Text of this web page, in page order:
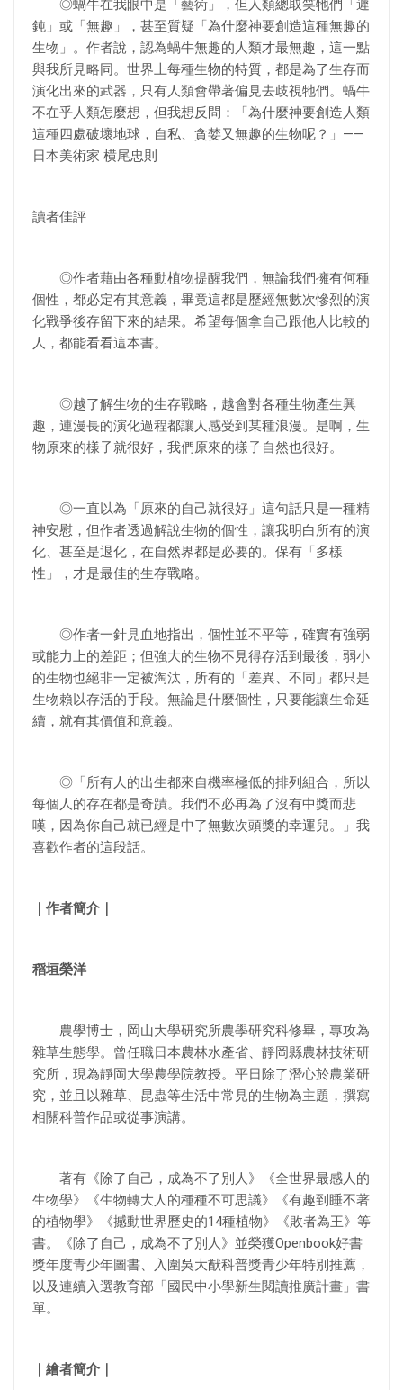
◎蝸牛在我眼中是「藝術」，但人類總取笑牠們「遲
鈍」或「無趣」，甚至質疑「為什麼神要創造這種無趣的
生物」。作者說，認為蝸牛無趣的人類才最無趣，這一點
與我所見略同。世界上每種生物的特質，都是為了生存而
演化出來的武器，只有人類會帶著偏見去歧視牠們。蝸牛
不在乎人類怎麼想，但我想反問：「為什麼神要創造人類
這種四處破壞地球，自私、貪婪又無趣的生物呢？」——
日本美術家 横尾忠則
讀者佳評
◎作者藉由各種動植物提醒我們，無論我們擁有何種
個性，都必定有其意義，畢竟這都是歷經無數次慘烈的演
化戰爭後存留下來的結果。希望每個拿自己跟他人比較的
人，都能看看這本書。
◎越了解生物的生存戰略，越會對各種生物產生興
趣，連漫長的演化過程都讓人感受到某種浪漫。是啊，生
物原來的樣子就很好，我們原來的樣子自然也很好。
◎一直以為「原來的自己就很好」這句話只是一種精
神安慰，但作者透過解說生物的個性，讓我明白所有的演
化、甚至是退化，在自然界都是必要的。保有「多樣
性」，才是最佳的生存戰略。
◎作者一針見血地指出，個性並不平等，確實有強弱
或能力上的差距；但強大的生物不見得存活到最後，弱小
的生物也絕非一定被淘汰，所有的「差異、不同」都只是
生物賴以存活的手段。無論是什麼個性，只要能讓生命延
續，就有其價值和意義。
◎「所有人的出生都來自機率極低的排列組合，所以
每個人的存在都是奇蹟。我們不必再為了沒有中獎而悲
嘆，因為你自己就已經是中了無數次頭獎的幸運兒。」我
喜歡作者的這段話。
｜作者簡介｜
稻垣榮洋
農學博士，岡山大學研究所農學研究科修畢，專攻為
雜草生態學。曾任職日本農林水產省、靜岡縣農林技術研
究所，現為靜岡大學農學院教授。平日除了潛心於農業研
究，並且以雜草、昆蟲等生活中常見的生物為主題，撰寫
相關科普作品或從事演講。
著有《除了自己，成為不了別人》《全世界最感人的
生物學》《生物轉大人的種種不可思議》《有趣到睡不著
的植物學》《撼動世界歷史的14種植物》《敗者為王》等
書。《除了自己，成為不了別人》並榮獲Openbook好書
獎年度青少年圖書、入圍吳大猷科普獎青少年特別推薦，
以及連續入選教育部「國民中小學新生閱讀推廣計畫」書
單。
｜繪者簡介｜